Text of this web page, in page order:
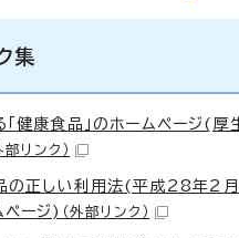
集
「健康食品」のホームページ(厚
部リンク）
の正しい利用法(平成28年2
ページ) （外部リンク）